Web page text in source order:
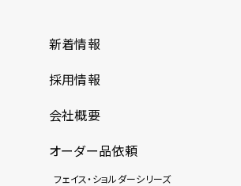
新着情報
採用情報
会社概要
オーダー品依頼
フェイス・ショルダーシリーズ